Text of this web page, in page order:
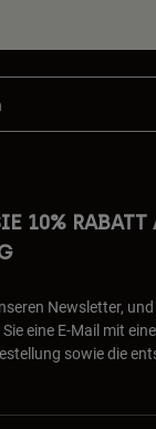
10% RABATT
Newsletter,
eine E-Mail mit
sowie die